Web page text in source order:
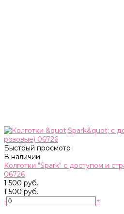
Быстрый просмотр
В наличии
Колготки "Spark" с доступом и
06726
1 500 руб.
1 500 руб.
-
+